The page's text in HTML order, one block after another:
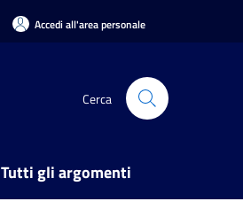
Accedi all'area personale
Cerca
Tutti gli argomenti